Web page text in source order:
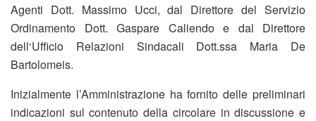
Agenti Dott. Massimo Ucci, dal Direttore del Servizio
Ordinamento Dott. Gaspare Caliendo e dal Direttore
dell‘Ufficio Relazioni Sindacali Dott.ssa Maria De
Bartolomeis.
Inizialmente l’Amministrazione ha fornito delle preliminari
indicazioni sul contenuto della circolare in discussione e